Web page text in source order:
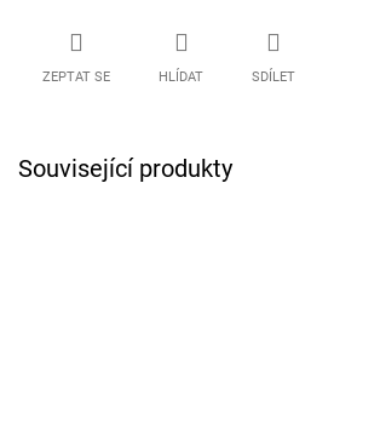
ZEPTAT SE HLÍDAT SDÍLET
Související produkty